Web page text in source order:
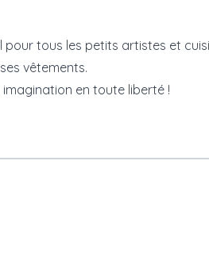
tous les petits artistes et
vêtements.
en toute liberté !